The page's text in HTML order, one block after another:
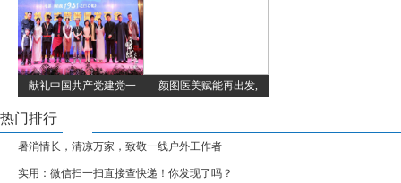
献礼中国共产党建党一 颜图医美赋能再出发,
热门排行
暑消情长，清凉万家，致敬一线户外工作者
实用：微信扫一扫直接查快递！你发现了吗？